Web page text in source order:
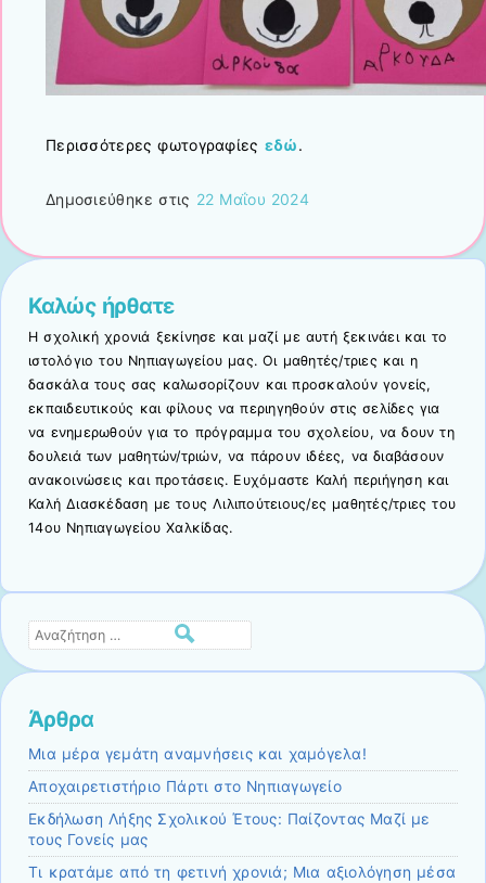
Περισσότερες φωτογραφίες εδώ.
Δημοσιεύθηκε στις 22 Μαΐου 2024
Καλώς ήρθατε
Η σχολική χρονιά ξεκίνησε και μαζί με αυτή ξεκινάει και το
ιστολόγιο του Νηπιαγωγείου μας. Οι μαθητές/τριες και η
δασκάλα τους σας καλωσορίζουν και προσκαλούν γονείς,
εκπαιδευτικούς και φίλους να περιηγηθούν στις σελίδες για
να ενημερωθούν για το πρόγραμμα του σχολείου, να δουν τη
δουλειά των μαθητών/τριών, να πάρουν ιδέες, να διαβάσουν
ανακοινώσεις και προτάσεις. Ευχόμαστε Καλή περιήγηση και
Καλή Διασκέδαση με τους Λιλιπούτειους/ες μαθητές/τριες του
14ου Νηπιαγωγείου Χαλκίδας.
Αναζήτηση
Άρθρα
Μια μέρα γεμάτη αναμνήσεις και χαμόγελα!
Αποχαιρετιστήριο Πάρτι στο Νηπιαγωγείο
Εκδήλωση Λήξης Σχολικού Έτους: Παίζοντας Μαζί με
τους Γονείς μας
Τι κρατάμε από τη φετινή χρονιά; Μια αξιολόγηση μέσα